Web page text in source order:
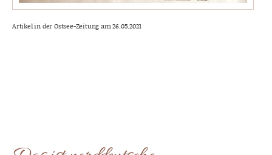
Artikel in der Ostsee-Zeitung am 26.05.2021